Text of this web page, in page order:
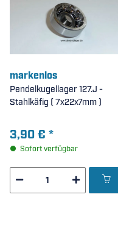
markenlos
Pendelkugellager 127.J -
Stahlkäfig ( 7x22x7mm )
3,90 € *
Sofort verfügbar